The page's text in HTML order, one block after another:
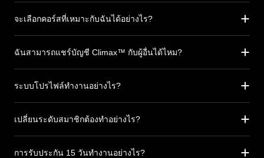
จะเลือกคอร์สที่เหมาะกับฉันได้อย่างไร?
ฉันสามารถแชร์บัญชี Climax™ กับผู้อื่นได้ไหม?
ระบบโปรไฟล์ทำงานอย่างไร?
เปลี่ยนระดับสมาชิกต้องทำอย่างไร?
การรับประกัน 15 วันทำงานอย่างไร?